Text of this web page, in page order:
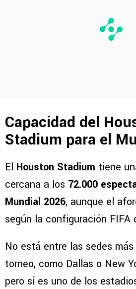
Capacidad del
Stadium para el
El Houston Stadium tiene
cercana a los 72.000
Mundial 2026, aunque el
según la configuración FIFA
No está entre las sedes
torneo, como Dallas o New
pero sí es uno de los